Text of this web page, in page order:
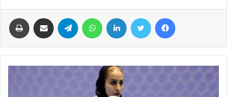
هدفمان که همان موفقیت در این تورنمنت بزرگ است، دریغ نخواهیم
برنامه کامل مسابقاتتیم ملی فوتسال زنان ایراندر مرحله گروهی به
شرح زیر است: